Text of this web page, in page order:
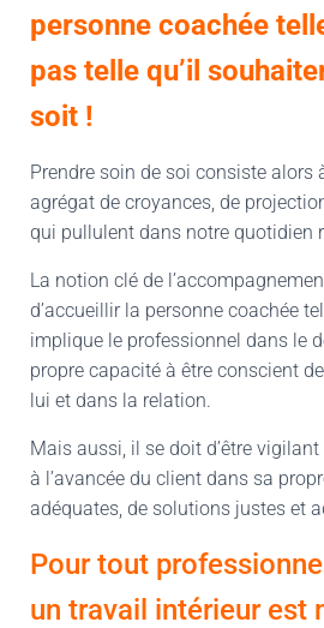
personne coachée
pas telle qu’il
soit !
Prendre soin de soi consiste alors
agrégat de croyances, de
qui pullulent dans notre quotidien
La notion clé de
d’accueillir la personne coachée
implique le professionnel dans le
propre capacité à être conscient
lui et dans la relation.
Mais aussi, il se doit d’être
à l’avancée du client dans sa
adéquates, de solutions justes et
Pour tout
un travail intérieur est